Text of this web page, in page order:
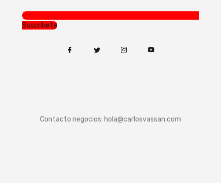
Suscríbete
Contacto negocios: hola@carlosvassan.com